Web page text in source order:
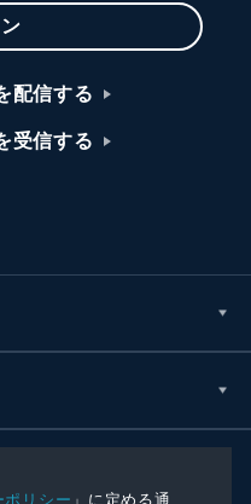
ポリシー 」に定める通
配信する
受信する